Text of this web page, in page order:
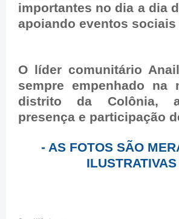
importantes no dia a dia
apoiando eventos sociais
O líder comunitário
sempre empenhado na
distrito da Colônia,
presença e participação
- AS FOTOS SÃO